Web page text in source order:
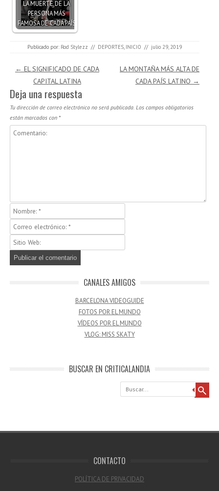
LA MUERTE DE LA
PERSONA MÁS
FAMOSA DE CADA PAÍS
Publicado por: Rod Stylezz // DEPORTES INICIO // julio 29, 2019
Navegación de entradas
← EL SIGNIFICADO DE CADA
CAPITAL LATINA
LA MONTAÑA MÁS ALTA DE
CADA PAÍS LATINO →
Deja una respuesta
Tu dirección de correo electrónico no será publicada. Los campos obligatorios
están marcados con *
CANALES AMIGOS
BARCELONA VIDEOGUIDE
FOTOS POR EL MUNDO
VÍDEOS POR EL MUNDO
VLOG: MISS SKATY
BUSCAR EN CRITICALANDIA
Buscar
CONTACTO
POLÍTICA DE PRIVACIDAD